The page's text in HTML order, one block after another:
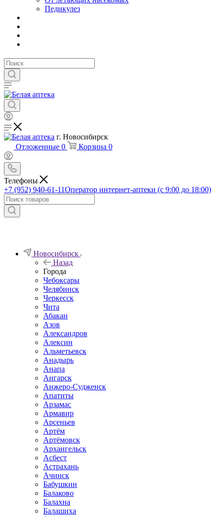
Педикулез
г. Новосибирск
Отложенные 0 Корзина 0
Телефоны
+7 (952) 940-61-11Оператор интернет-аптеки (с 9:00 до 18:00)
Новосибирск
Назад
Города
Чебоксары
Челябинск
Черкесск
Чита
Абакан
Азов
Александров
Алексин
Альметьевск
Анадырь
Анапа
Ангарск
Анжеро-Судженск
Апатиты
Арзамас
Армавир
Арсеньев
Артём
Артёмовск
Архангельск
Асбест
Астрахань
Ачинск
Бабушкин
Балаково
Балахна
Балашиха